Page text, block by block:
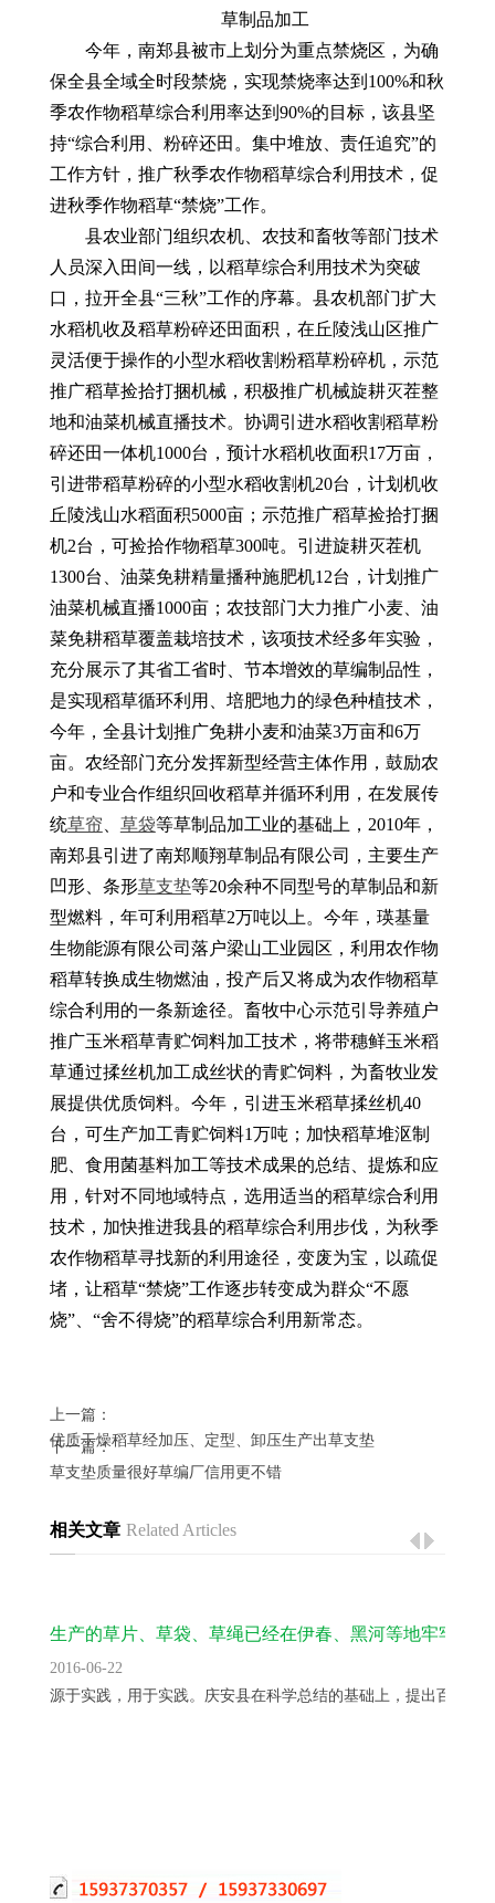
草制品加工
今年，南郑县被市上划分为重点禁烧区，为确
保全县全域全时段禁烧，实现禁烧率达到100%和秋
季农作物稻草综合利用率达到90%的目标，该县坚
持“综合利用、粉碎还田。集中堆放、责任追究”的
工作方针，推广秋季农作物稻草综合利用技术，促
进秋季作物稻草“禁烧”工作。
县农业部门组织农机、农技和畜牧等部门技术
人员深入田间一线，以稻草综合利用技术为突破
口，拉开全县“三秋”工作的序幕。县农机部门扩大
水稻机收及稻草粉碎还田面积，在丘陵浅山区推广
灵活便于操作的小型水稻收割粉稻草粉碎机，示范
推广稻草捡拾打捆机械，积极推广机械旋耕灭茬整
地和油菜机械直播技术。协调引进水稻收割稻草粉
碎还田一体机1000台，预计水稻机收面积17万亩，
引进带稻草粉碎的小型水稻收割机20台，计划机收
丘陵浅山水稻面积5000亩；示范推广稻草捡拾打捆
机2台，可捡拾作物稻草300吨。引进旋耕灭茬机
1300台、油菜免耕精量播种施肥机12台，计划推广
油菜机械直播1000亩；农技部门大力推广小麦、油
菜免耕稻草覆盖栽培技术，该项技术经多年实验，
充分展示了其省工省时、节本增效的草编制品性，
是实现稻草循环利用、培肥地力的绿色种植技术，
今年，全县计划推广免耕小麦和油菜3万亩和6万
亩。农经部门充分发挥新型经营主体作用，鼓励农
户和专业合作组织回收稻草并循环利用，在发展传
统草帘 草袋等草制品加工业的基础上，2010年，
南郑县引进了南郑顺翔草制品有限公司，主要生产
凹形、条形草支垫等20余种不同型号的草制品和新
型燃料，年可利用稻草2万吨以上。今年，瑛基量
生物能源有限公司落户梁山工业园区，利用农作物
稻草转换成生物燃油，投产后又将成为农作物稻草
综合利用的一条新途径。畜牧中心示范引导养殖户
推广玉米稻草青贮饲料加工技术，将带穗鲜玉米稻
草通过揉丝机加工成丝状的青贮饲料，为畜牧业发
展提供优质饲料。今年，引进玉米稻草揉丝机40
台，可生产加工青贮饲料1万吨；加快稻草堆沤制
肥、食用菌基料加工等技术成果的总结、提炼和应
用，针对不同地域特点，选用适当的稻草综合利用
技术，加快推进我县的稻草综合利用步伐，为秋季
农作物稻草寻找新的利用途径，变废为宝，以疏促
堵，让稻草“禁烧”工作逐步转变成为群众“不愿
烧”、“舍不得烧”的稻草综合利用新常态。
上一篇：
优质干燥稻草经加压、定型、卸压生产出草支垫
下一篇：
草支垫质量很好草编厂信用更不错
相关文章 Related Articles
生产的草片、草袋、草绳已经在伊春、黑河等地牢牢
2016-06-22
源于实践，用于实践。庆安县在科学总结的基础上，提出百招十...